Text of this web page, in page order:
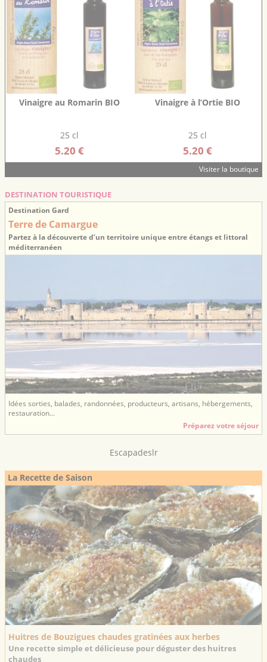
Vinaigre au Romarin BIO
25 cl
5.20 €
Vinaigre à l’Ortie BIO
25 cl
5.20 €
Visiter la boutique
DESTINATION TOURISTIQUE
Destination Gard
Terre de Camargue
Partez à la découverte d’un territoire unique entre étangs et littoral
méditerranéen
Idées sorties, balades, randonnées, producteurs, artisans, hébergements,
restauration...
Préparez votre séjour
Escapadeslr
La Recette de Saison
Huitres de Bouzigues chaudes gratinées aux herbes
Une recette simple et délicieuse pour déguster des huitres
chaudes